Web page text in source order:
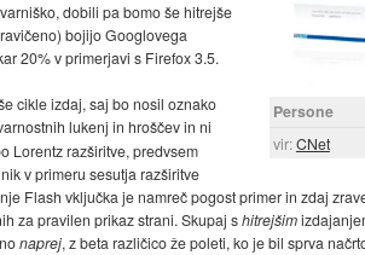
Persone
vir:CNet
dobili pa bomo še hitrejše
bojijo Googlovega
20% v primerjavi s Firefox 3.5.
cikle izdaj, saj bo nosil oznako
lukenj in hroščev in ni
Lorentz razširitve, predvsem
v primeru sesutja razširitve
Flash vključka je namreč pogost primer in zdaj
za pravilen prikaz strani. Skupaj shitrejšim
naprej, z beta različico že poleti, ko je bil sprva